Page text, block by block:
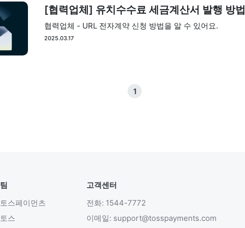
[협력업체] 유치수수료 세금계산서 발행 방법
협력업체 - URL 전자계약 신청 방법을 알 수 있어요.
2025.03.17
1
팀
토스페이먼츠
토스
고객센터
전화: 1544-7772
이메일: support@tosspayments.com